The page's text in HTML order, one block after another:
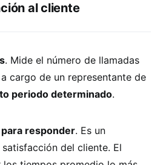
al cliente
. Mide el número de llamadas
cargo de un representante de
periodo determinado.
responder. Es un
del cliente. El